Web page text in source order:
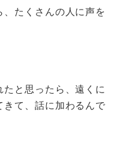
、たくさんの人に声を
と思ったら、遠くに
きて、話に加わるんで